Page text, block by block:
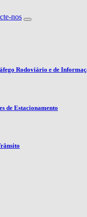
nos
Rodoviário e de
de Estacionamento